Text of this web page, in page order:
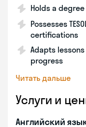
Holds a
Possesses
certifications
Adapts
progress
Читать дальше
Услуги и
Английский